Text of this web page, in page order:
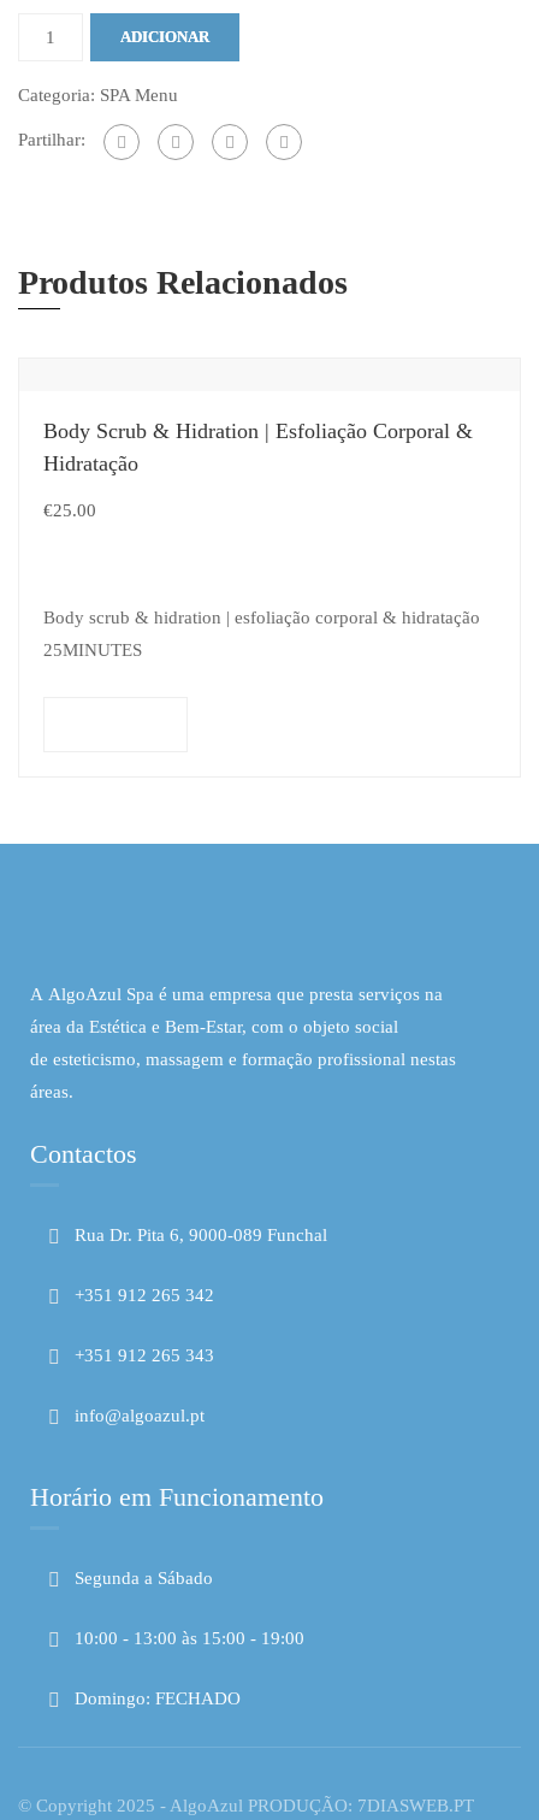
ADICIONAR
Categoria: SPA Menu
Partilhar:
Produtos Relacionados
Body Scrub & Hidration | Esfoliação Corporal &
Hidratação
€25.00
Body scrub & hidration | esfoliação corporal & hidratação
25MINUTES
A AlgoAzul Spa é uma empresa que presta serviços na
área da Estética e Bem-Estar, com o objeto social
de esteticismo, massagem e formação profissional nestas
áreas.
Contactos
Rua Dr. Pita 6, 9000-089 Funchal
+351 912 265 342
+351 912 265 343
info@algoazul.pt
Horário em Funcionamento
Segunda a Sábado
10:00 - 13:00 às 15:00 - 19:00
Domingo: FECHADO
© Copyright 2025 - AlgoAzul PRODUÇÃO: 7DIASWEB.PT